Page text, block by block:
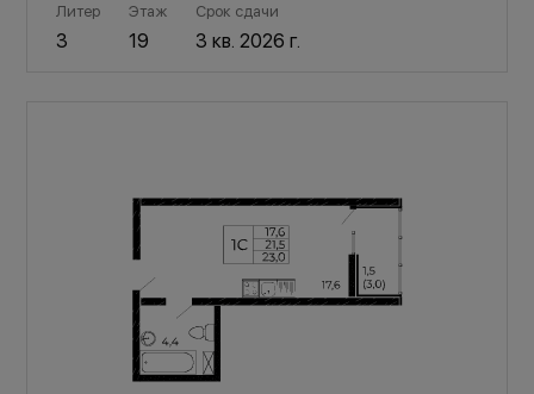
Литер
3
Этаж
19
Срок сдачи
3 кв. 2026 г.